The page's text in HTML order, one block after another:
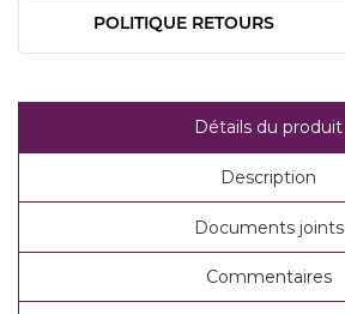
POLITIQUE RETOURS
Détails du produit
Description
Documents joints
Commentaires